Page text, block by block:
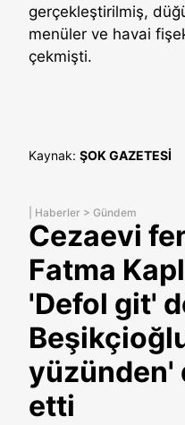
gerçekleştirilmiş,
menüler ve havai
çekmişti.
Kaynak: ŞOK GAZETESİ
Haberler > Gündem
Cezaevi
Fatma
'Defol git'
yüzünden'
etti